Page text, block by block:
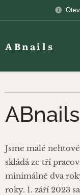
ABnails
ABnails
Jsme malé
skládá ze tří
minimálně dva
roky. 1. září 2023